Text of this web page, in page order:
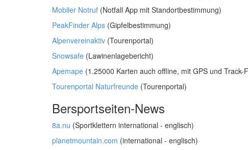
Mobiler Notruf (Notfall App mit Standortbestimmung)
PeakFinder Alps (Gipfelbestimmung)
Alpenvereinaktiv (Tourenportal)
Snowsafe (Lawinenlagebericht)
Apemape (1.25000 Karten auch offline, mit GPS und Track-
Tourenportal Naturfreunde (Tourenportal)
Bersportseiten-News
8a.nu (Sportklettern international - englisch)
planetmountain.com (international - englisch)